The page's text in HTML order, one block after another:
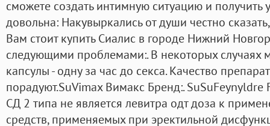
сможете создать интимную ситуацию и получить
довольна: Накувыркались от души честно
Вам стоит купить Сиалис в городе Нижний
следующими проблемами:. В некоторых случаях
капсулы - одну за час до секса. Качество
порадуют.SuVimax Вимакс Бренд:.
СД 2 типа не является левитра одт доза к
средств, применяемых при эректильной